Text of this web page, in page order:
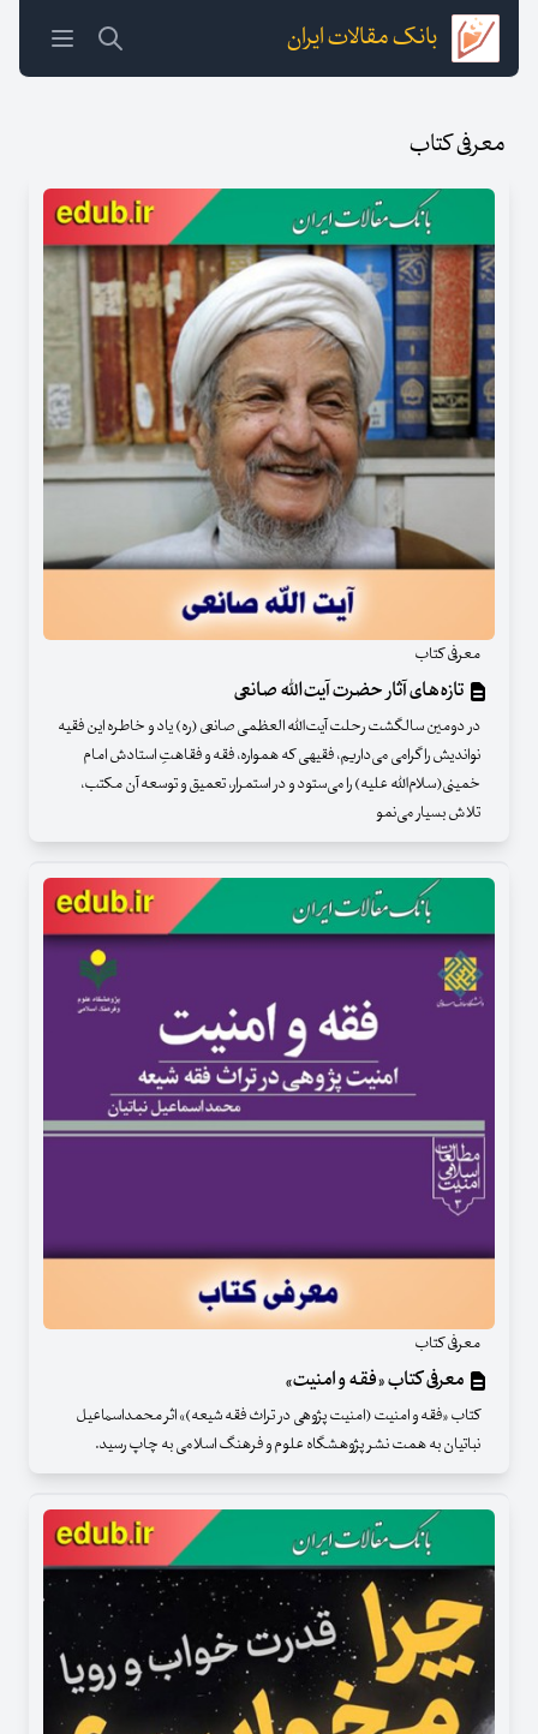
بانک مقالات ایران
معرفی کتاب
معرفی کتاب
تازه‌های آثار حضرت آیت‌الله صانعی
در دومین سالگشت رحلت آیت‌الله العظمی صانعی (ره) یاد و خاطره این فقیه
نواندیش را گرامی می‌داریم، فقیهی که همواره، فقه و فقاهتِ استادش امام
خمینی(سلام‌الله علیه) را می‌ستود و در استمرار، تعمیق و توسعه آن مکتب،
تلاش بسیار می‌نمو
معرفی کتاب
معرفی کتاب «فقه و امنیت»
کتاب «فقه و امنیت (امنیت پژوهی در تراث فقه شیعه)» اثر محمداسماعیل
نباتیان به همت نشر پژوهشگاه علوم و فرهنگ اسلامی به چاپ رسید.